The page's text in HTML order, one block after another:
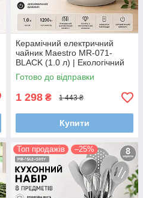
Керамічний електричний
чайник Maestro MR-071-
BLACK (1.0 л) | Екологічний
чорний корпус та прихований
нагрівач
Готово до відправки
1 298 ₴ 1 443 ₴
Купити
Топ продажів –25%